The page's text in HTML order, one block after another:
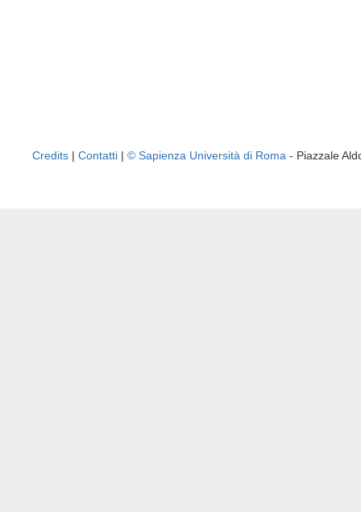
Credits | Contatti | © Sapienza Università di Roma - Piazzale